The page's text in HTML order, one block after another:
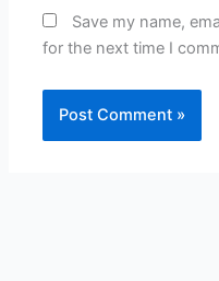
Save my name,
for the next time I